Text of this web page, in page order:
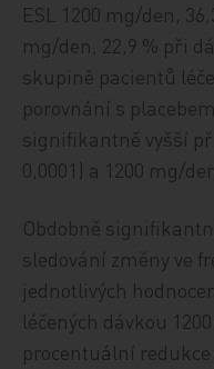
ESL 1200 mg/den,
mg/den, 22,9 % při
skupině pacientů
porovnání s
signifikantně vyšší
0,0001) a 1200 mg/
Obdobně
sledování změny ve
jednotlivých
léčených dávkou
procentuální redukce